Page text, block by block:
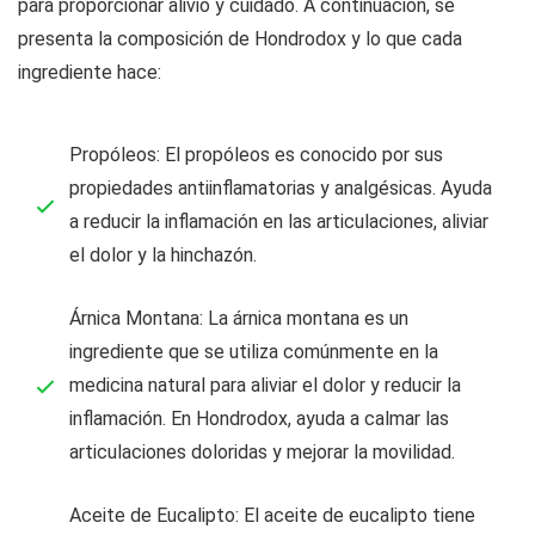
para proporcionar alivio y cuidado. A continuación, se
presenta la composición de Hondrodox y lo que cada
ingrediente hace:
Propóleos: El propóleos es conocido por sus
propiedades antiinflamatorias y analgésicas. Ayuda
a reducir la inflamación en las articulaciones, aliviar
el dolor y la hinchazón.
Árnica Montana: La árnica montana es un
ingrediente que se utiliza comúnmente en la
medicina natural para aliviar el dolor y reducir la
inflamación. En Hondrodox, ayuda a calmar las
articulaciones doloridas y mejorar la movilidad.
Aceite de Eucalipto: El aceite de eucalipto tiene